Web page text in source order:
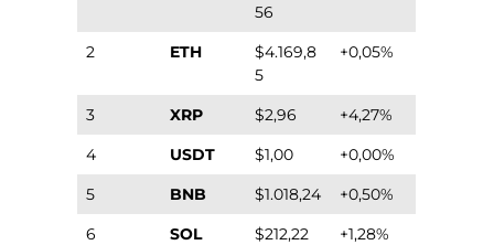
56
2 ETH
$4.169,8
5
+0,05%
3 XRP $2,96
+4,27%
4
USDT $1,00
+0,00%
5
BNB $1.018,24
+0,50%
6
SOL $212,22
+1,28%